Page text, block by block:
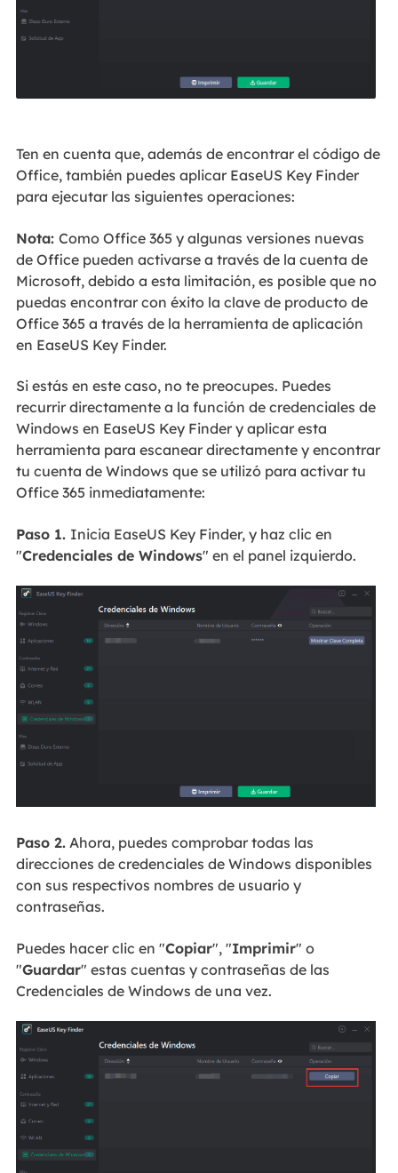
Ten en cuenta que, además de encontrar el código de
Office, también puedes aplicar EaseUS Key Finder
para ejecutar las siguientes operaciones:
Nota: Como Office 365 y algunas versiones nuevas
de Office pueden activarse a través de la cuenta de
Microsoft, debido a esta limitación, es posible que no
puedas encontrar con éxito la clave de producto de
Office 365 a través de la herramienta de aplicación
en EaseUS Key Finder.
Si estás en este caso, no te preocupes. Puedes
recurrir directamente a la función de credenciales de
Windows en EaseUS Key Finder y aplicar esta
herramienta para escanear directamente y encontrar
tu cuenta de Windows que se utilizó para activar tu
Office 365 inmediatamente:
Paso 1. Inicia EaseUS Key Finder, y haz clic en
"Credenciales de Windows" en el panel izquierdo.
Paso 2.Ahora, puedes comprobar todas las
direcciones de credenciales de Windows disponibles
con sus respectivos nombres de usuario y
contraseñas.
Puedes hacer clic en "Copiar", "Imprimir" o
"Guardar" estas cuentas y contraseñas de las
Credenciales de Windows de una vez.